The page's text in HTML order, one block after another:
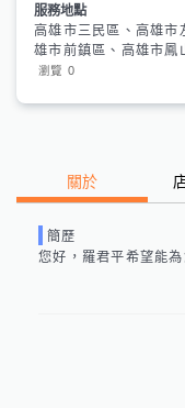
服務地點
高雄市三民區、高雄市
雄市前鎮區、高雄市鳳
瀏覽 0
關於
簡歷
您好， 羅君平希望能為